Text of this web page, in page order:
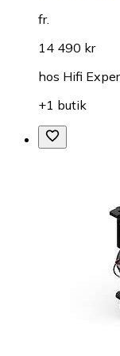
fr.
14 490 kr
hos Hifi
+1 butik